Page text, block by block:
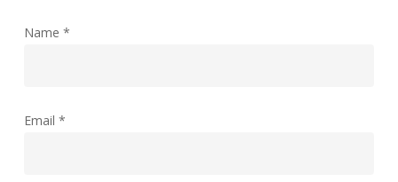
Name *
Email *